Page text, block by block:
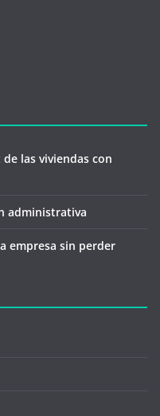
las viviendas con
administrativa
empresa sin perder